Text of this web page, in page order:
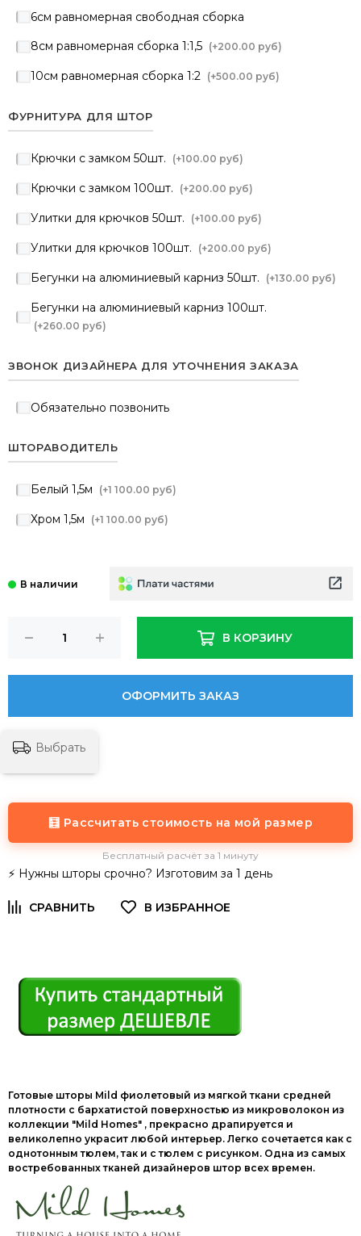
6см равномерная свободная сборка
8см равномерная сборка 1:1,5 (+200.00 руб)
10см равномерная сборка 1:2 (+500.00 руб)
ФУРНИТУРА ДЛЯ ШТОР
Крючки с замком 50шт. (+100.00 руб)
Крючки с замком 100шт. (+200.00 руб)
Улитки для крючков 50шт. (+100.00 руб)
Улитки для крючков 100шт. (+200.00 руб)
Бегунки на алюминиевый карниз 50шт. (+130.00 руб)
Бегунки на алюминиевый карниз 100шт.
(+260.00 руб)
ЗВОНОК ДИЗАЙНЕРА ДЛЯ УТОЧНЕНИЯ ЗАКАЗА
Обязательно позвонить
ШТОРАВОДИТЕЛЬ
Белый 1,5м (+1 100.00 руб)
Хром 1,5м (+1 100.00 руб)
В КОРЗИНУ
ОФОРМИТЬ ЗАКАЗ
Выбрать
🧮 Рассчитать стоимость на мой размер
Бесплатный расчёт за 1 минуту
⚡ Нужны шторы срочно? Изготовим за 1 день
Готовые шторы Mild фиолетовый из мягкой ткани средней
плотности с бархатистой поверхностью из микроволокон из
коллекции "Mild Homes" , прекрасно драпируется и
великолепно украсит любой интерьер. Легко сочетается как с
однотонным тюлем, так и с тюлем с рисунком. Одна из самых
востребованных тканей дизайнеров штор всех времен.